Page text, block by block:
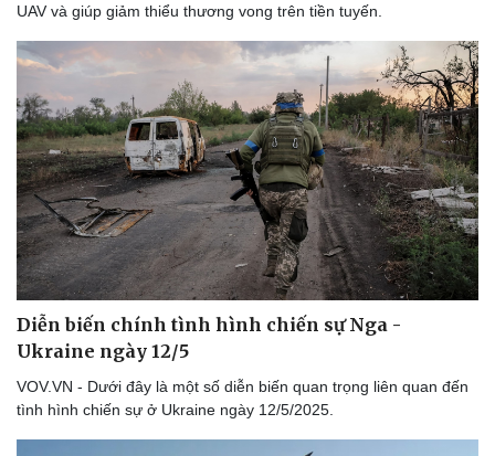
Du lịch
Tư vấn
Săn Tour
check-in
Podcast
Câu chuyện thời sự
Đọc truyện đêm khuya
Cửa sổ tình yêu
Kể chuyện cho bé
Hạt giống tâm hồn
UAV và giúp giảm thiểu thương vong trên tiền tuyến.
Diễn biến chính tình hình chiến sự Nga -
Ukraine ngày 12/5
VOV.VN - Dưới đây là một số diễn biến quan trọng liên quan đến
tình hình chiến sự ở Ukraine ngày 12/5/2025.